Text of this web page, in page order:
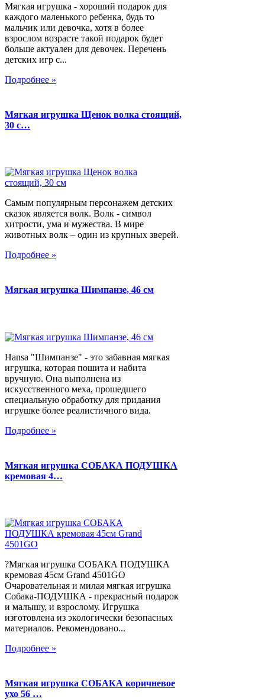
Мягкая игрушка - хороший подарок для
каждого маленького ребенка, будь то
мальчик или девочка, хотя в более
взрослом возрасте такой подарок будет
больше актуален для девочек. Перечень
детских игр с...
Подробнее »
Мягкая игрушка Щенок волка стоящий,
30 с…
Самым популярным персонажем детских
сказок является волк. Волк - символ
хитрости, ума и мужества. В мире
животных волк – один из крупных зверей.
Подробнее »
Мягкая игрушка Шимпанзе, 46 см
Hansa "Шимпанзе" - это забавная мягкая
игрушка, которая пошита и набита
вручную. Она выполнена из
искусственного меха, прошедшего
специальную обработку для придания
игрушке более реалистичного вида.
Подробнее »
Мягкая игрушка СОБАКА ПОДУШКА
кремовая 4…
?Мягкая игрушка СОБАКА ПОДУШКА
кремовая 45см Grand 4501GO
Очаровательная и милая мягкая игрушка
Собака-ПОДУШКА - прекрасный подарок
и малышу, и взрослому. Игрушка
изготовлена из экологически безопасных
материалов. Рекомендовано...
Подробнее »
Мягкая игрушка СОБАКА коричневое
ухо 56 …